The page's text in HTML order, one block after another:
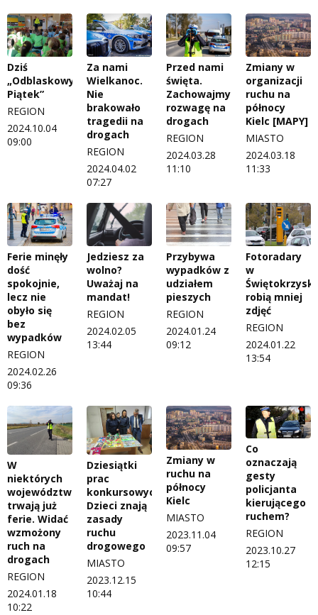
Dziś
„Odblaskowy
Piątek”
REGION
2024.10.04
09:00
Za nami
Wielkanoc.
Nie
brakowało
tragedii na
drogach
REGION
2024.04.02
07:27
Przed nami
święta.
Zachowajmy
rozwagę na
drogach
REGION
2024.03.28
11:10
Zmiany w
organizacji
ruchu na
północy
Kielc [MAPY]
MIASTO
2024.03.18
11:33
Ferie minęły
dość
spokojnie,
lecz nie
obyło się
bez
wypadków
REGION
2024.02.26
09:36
Jedziesz za
wolno?
Uważaj na
mandat!
REGION
2024.02.05
13:44
Przybywa
wypadków z
udziałem
pieszych
REGION
2024.01.24
09:12
Fotoradary
w
robią mniej
zdjęć
REGION
2024.01.22
13:54
W
niektórych
województwach
trwają już
ferie. Widać
wzmożony
ruch na
drogach
REGION
2024.01.18
10:22
Dziesiątki
prac
konkursowych.
Dzieci znają
zasady
ruchu
drogowego
MIASTO
2023.12.15
10:44
Zmiany w
ruchu na
północy
Kielc
MIASTO
2023.11.04
09:57
Co
oznaczają
gesty
policjanta
kierującego
ruchem?
REGION
2023.10.27
12:15